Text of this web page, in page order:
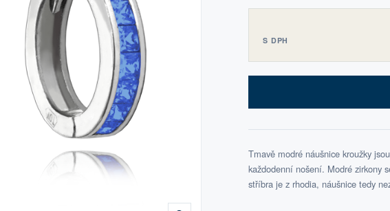
S DPH
Tmavě modré náušnice kroužky
každodenní nošení. Modré zirkony
stříbra je z rhodia, náušnice tedy